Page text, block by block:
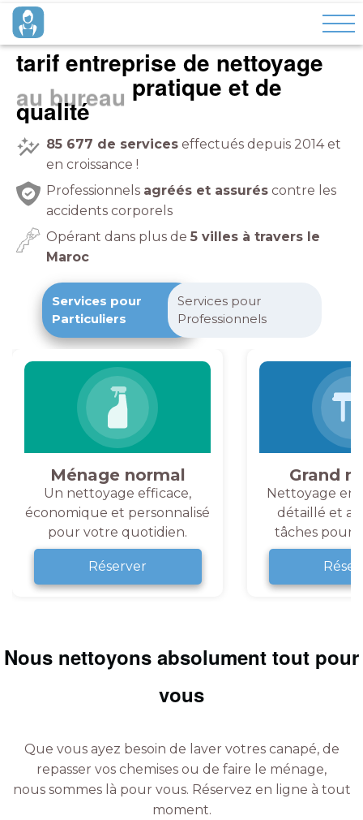
tarif entreprise de nettoyage
à domicile pratique et de
qualité
85 677 de services effectués depuis 2014 et
en croissance !
Professionnels agréés et assurés contre les
accidents corporels
Opérant dans plus de 5 villes à travers le
Maroc
Services pour
Particuliers
Services pour
Professionnels
Ménage normal
Un nettoyage efficace,
économique et personnalisé
pour votre quotidien.
Réserver
Grand
Nettoyage en
détaillé et
tâches pour
Nous nettoyons absolument tout pour
vous
Que vous ayez besoin de laver votres canapé, de
repasser vos chemises ou de faire le ménage,
nous sommes là pour vous. Réservez en ligne à tout
moment.